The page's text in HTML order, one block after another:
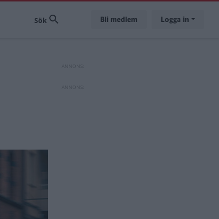
Bli medlem Logga in